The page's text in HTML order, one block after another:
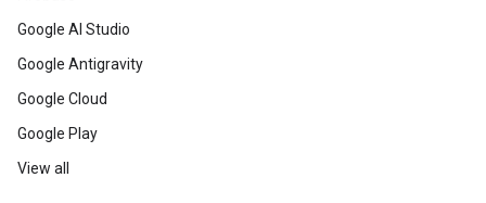
Google AI Studio
Google Antigravity
Google Cloud
Google Play
View all